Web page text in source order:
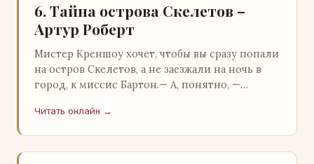
6. Тайна острова Скелетов –
Артур Роберт
Мистер Креншоу хочет, чтобы вы сразу попали
на остров Скелетов, а не заезжали на ночь в
город, к миссис Бартон.— А, понятно, —
«кризис»…
Читать онлайн →